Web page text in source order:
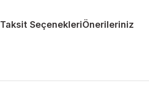
Taksit SeçenekleriÖnerileriniz